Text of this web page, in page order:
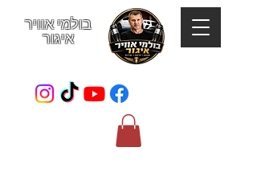
בולמי אוויר
איגור